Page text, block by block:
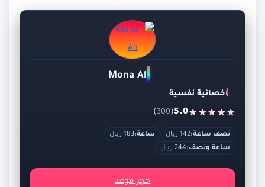
Mona Ali
اخصائية نفسية
5.0
(
300
)
نصف ساعة:142 ريال ساعة:183 ريال
ساعة ونصف:244 ريال
حجز موعد